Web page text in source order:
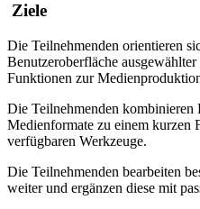
Ziele
Die Teilnehmenden orientieren
Benutzeroberfläche
Funktionen zur
Die Teilnehmenden
Medienformate zu einem kurzen
verfügbaren Werkzeuge.
Die Teilnehmenden bearbeiten
weiter und ergänzen diese mit